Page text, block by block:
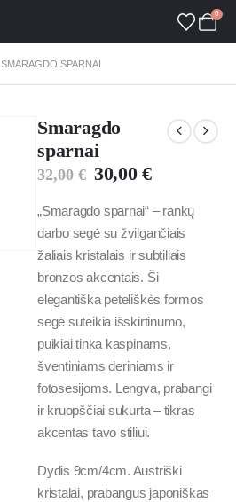
0
SMARAGDO SPARNAI
Smaragdo
sparnai
32,00€ 30,00 €
„Smaragdo sparnai“ – rankų
darbo segė su žvilgančiais
žaliais kristalais ir subtiliais
bronzos akcentais. Ši
elegantiška peteliškės formos
segė suteikia išskirtinumo,
puikiai tinka kaspinams,
šventiniams deriniams ir
fotosesijoms. Lengva, prabangi
ir kruopščiai sukurta – tikras
akcentas tavo stiliui.
Dydis 9cm/4cm. Austriški
kristalai, prabangus japoniškas